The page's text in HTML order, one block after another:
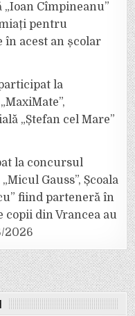
„Ioan Cîmpineanu”
pentru
în acest an școlar
la
„Ștefan cel Mare”
la concursul
Gauss”, Școala
fiind parteneră în
copii din Vrancea au
2026